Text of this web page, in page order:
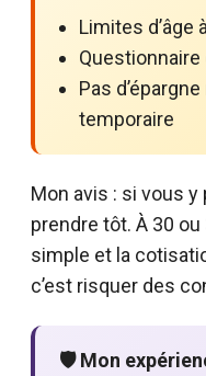
Limites d’âge
Pas
temporaire
Mon avis : si vous y
prendre tôt. À 30
simple et la
c’est risquer des
🛡️ Mon